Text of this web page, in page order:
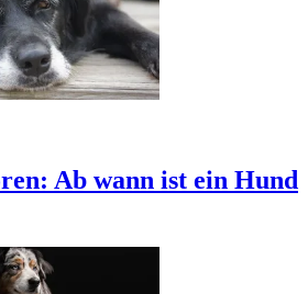
Ab wann ist ein Hund